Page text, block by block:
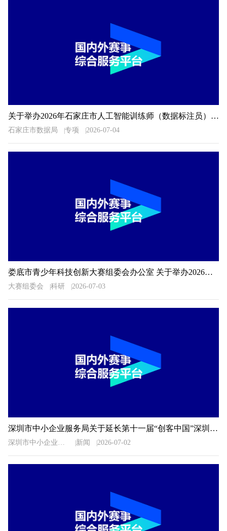
关于举办2026年石家庄市人工智能训练师（数据标注员）职业技能大赛的通知
石家庄市数据局 专项 2026-07-04
娄底市青少年科技创新大赛组委会办公室 关于举办2026年娄底市青少年科技创新大赛的预通知
大赛组委会 科研 2026-07-03
深圳市中小企业服务局关于延长第十一届“创客中国”深圳市中小企业创新创业大赛暨“专精特新”企业创新创业大赛报名时间的通知
深圳市中小企业服务局 新闻 2026-07-02